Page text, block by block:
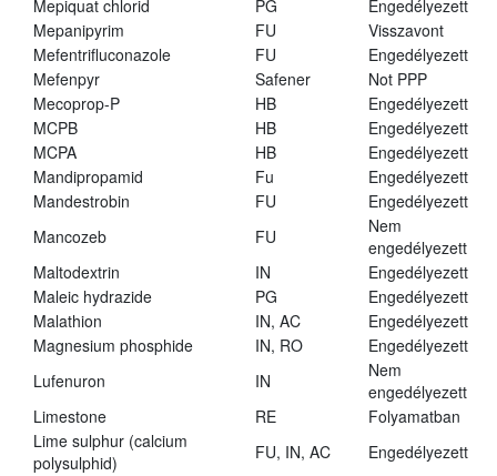
Mepiquat chlorid
PG
Engedélyezett
Mepanipyrim
FU
Visszavont
Mefentrifluconazole
FU
Engedélyezett
Mefenpyr
Safener
Not PPP
Mecoprop-P
HB
Engedélyezett
MCPB
HB
Engedélyezett
MCPA
HB
Engedélyezett
Mandipropamid
Fu
Engedélyezett
Mandestrobin
FU
Engedélyezett
Mancozeb
FU
Nem
engedélyezett
Maltodextrin
IN
Engedélyezett
Maleic hydrazide
PG
Engedélyezett
Malathion
IN, AC
Engedélyezett
Magnesium phosphide
IN, RO
Engedélyezett
Lufenuron
IN
Nem
engedélyezett
Limestone
RE
Folyamatban
Lime sulphur (calcium
polysulphid)
FU, IN, AC
Engedélyezett